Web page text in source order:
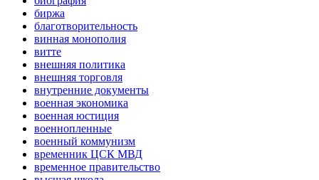
биржа
благотворительность
винная монополия
витте
внешняя политика
внешняя торговля
внутренние документы
военная экономика
военная юстиция
военнопленные
военный коммунизм
временник ЦСК МВД
временное правительство